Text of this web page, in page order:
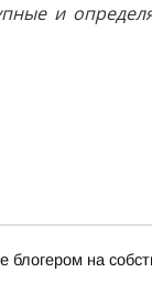
и
блогером на